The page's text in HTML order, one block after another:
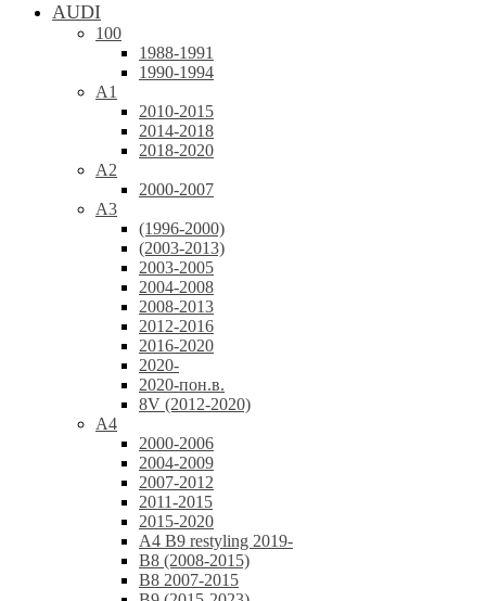
AUDI
100
1988-1991
1990-1994
A1
2010-2015
2014-2018
2018-2020
A2
2000-2007
A3
(1996-2000)
(2003-2013)
2003-2005
2004-2008
2008-2013
2012-2016
2016-2020
2020-
2020-пон.в.
8V (2012-2020)
A4
2000-2006
2004-2009
2007-2012
2011-2015
2015-2020
A4 B9 restyling 2019-
B8 (2008-2015)
B8 2007-2015